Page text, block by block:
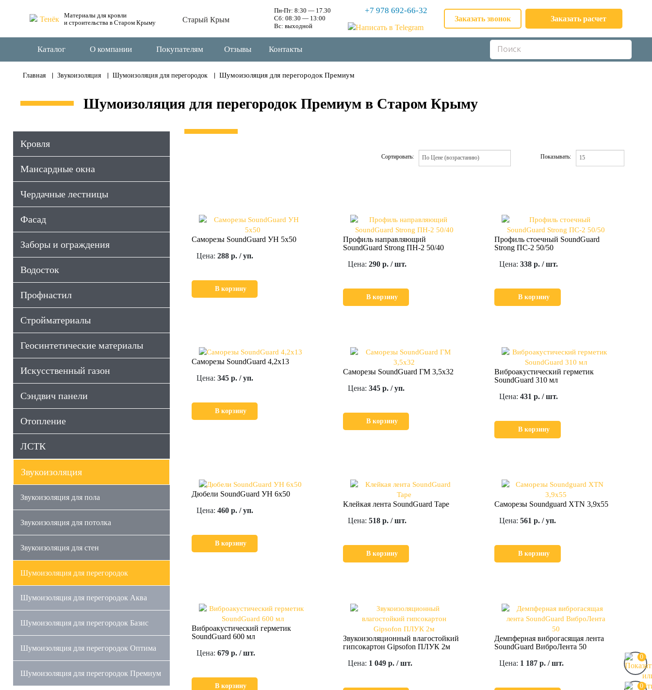
Материалы для кровли
и строительства в Старом Крыму
Старый Крым
Пн-Пт: 8:30 — 17.30
Сб: 08:30 — 13:00
Вс: выходной
+7 978 692-66-32
Заказать звонок Заказать расчет
Каталог О компании Покупателям Отзывы Контакты
0
0
Главная Звукоизоляция Шумоизоляция для перегородок Шумоизоляция для перегородок Премиум
Шумоизоляция для перегородок Премиум в Старом Крыму
Кровля
Мансардные окна
Чердачные лестницы
Фасад
Заборы и ограждения
Водосток
Профнастил
Стройматериалы
Геосинтетические материалы
Искусственный газон
Сэндвич панели
Отопление
ЛСТК
Звукоизоляция
Звукоизоляция для пола
Звукоизоляция для потолка
Звукоизоляция для стен
Шумоизоляция для перегородок
Шумоизоляция для перегородок Аква
Шумоизоляция для перегородок Базис
Шумоизоляция для перегородок Оптима
Шумоизоляция для перегородок Премиум
Сортировать: Показывать:
Саморезы SoundGuard УН 5х50
Цена: 288 р. / уп.
В корзину
Профиль направляющий
SoundGuard Strong ПН-2 50/40
Цена: 290 р. / шт.
В корзину
Профиль стоечный SoundGuard
Strong ПС-2 50/50
Цена:338 р. / шт.
В корзину
Саморезы SoundGuard 4,2х13
Цена: 345 р. / уп.
В корзину
Саморезы SoundGuard ГМ 3,5х32
Цена: 345 р. / уп.
В корзину
Виброакустический герметик
SoundGuard 310 мл
Цена:431 р. / шт.
В корзину
Дюбели SoundGuard УН 6х50
Цена: 460 р. / уп.
В корзину
Клейкая лента SoundGuard Tape
Цена: 518 р. / шт.
В корзину
Саморезы Soundguard XTN 3,9x55
Цена:561 р. / уп.
В корзину
Виброакустический герметик
SoundGuard 600 мл
Цена: 679 р. / шт.
В корзину
Звукоизоляционный влагостойкий
гипсокартон Gipsofon ПЛУК 2м
Цена: 1 049 р. / шт.
Демпферная виброгасящая лента
SoundGuard ВиброЛента 50
Цена: 1 187 р. / шт.